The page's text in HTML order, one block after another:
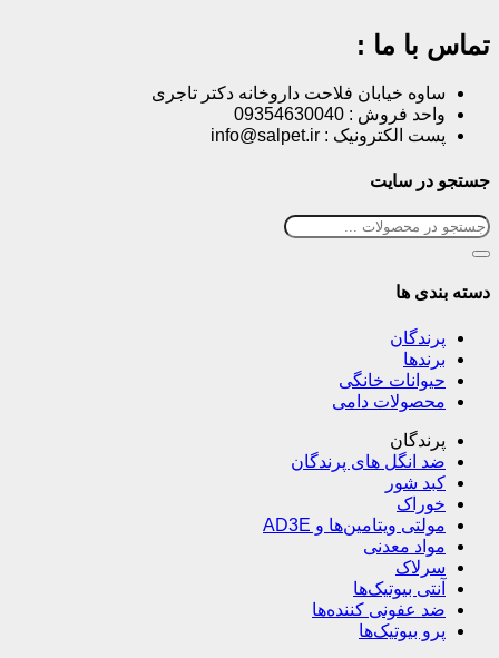
تماس با ما :
ساوه خیابان فلاحت داروخانه دکتر تاجری
واحد فروش : 09354630040
پست الکترونیک : info@salpet.ir
جستجو در سایت
دسته بندی ها
پرندگان
برندها
حیوانات خانگی
محصولات دامی
پرندگان
ضد انگل های پرندگان
کبد شور
خوراک
مولتی ویتامین‌ها و AD3E
مواد معدنی
سرلاک
آنتی بیوتیک‌ها
ضد عفونی کننده‌ها
پرو بیوتیک‌ها